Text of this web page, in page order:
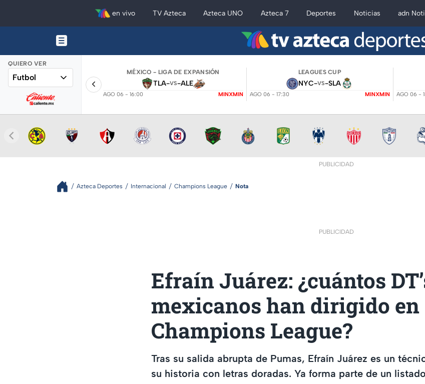
en vivo TV Azteca Azteca UNO Azteca 7 Deportes Noticias adn
QUIERO VER
Futbol
MÉXICO - LIGA DE EXPANSIÓN
TLA-VS-ALE
AGO 06 - 16:00 MINXMIN
LEAGUES CUP
NYC-VS-SLA
AGO 06 - 17:30 MINXMIN AGO 06 -
PUBLICIDAD
Azteca Deportes Internacional Champions League Nota
PUBLICIDAD
Efraín Juárez: ¿cuántos
mexicanos han dirigido en
Champions League?
Tras su salida abrupta de Pumas, Efraín Juárez es un
su historia con letras doradas. Ya forma parte de un